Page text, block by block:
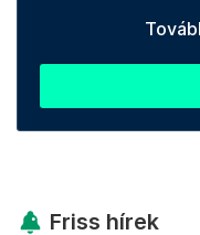
Friss hírek